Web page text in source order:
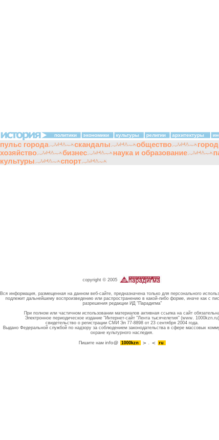
политики экономики культуры религии архитектуры
пульс города скандалы общество
хозяйство
бизнес наука и образование
культуры
спорт
copyright © 2005
Вся информация, размещенная на данном веб-сайте, предназначена только для персонального
подлежит дальнейшему воспроизведению или распространению в какой-либо форме, иначе как с
разрешения редакции ИД "Парадигма"
При полном или частичном использовании материалов активная ссылка на сайт
Электронное периодическое издание "Интернет-сайт "Лента тысячелетия" (www. 1000kzn.ru)
свидетельство о регистрации СМИ Эл 77-8898 от 23 сентября 2004 года.
Выдано Федеральной службой по надзору за соблюдением законодательства в сфере массовых
охране культурного наследия.
Пишите намinfo@ 1000kzn . ru